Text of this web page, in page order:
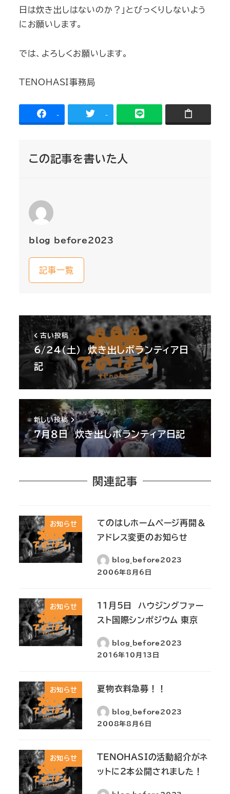
日は炊き出しはないのか？」とびっくりしないよう
にお願いします。
では、よろしくお願いします。
TENOHASI事務局
- -
この記事を書いた人
blog_before2023
記事一覧
古い投稿
6/24(土) 炊き出しボランティア日
記
新しい投稿
７月８日 炊き出しボランティア日記
関連記事
お知らせ
てのはしホームページ再開＆
アドレス変更のお知らせ
blog_before2023
2006年8月6日
お知らせ
11月5日 ハウジングファー
スト国際シンポジウム 東京
blog_before2023
2016年10月13日
お知らせ 夏物衣料急募！！
blog_before2023
2008年8月6日
お知らせ
TENOHASIの活動紹介がネ
ットに2本公開されました！